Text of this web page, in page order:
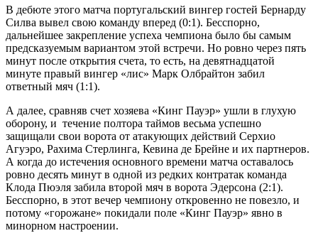
В дебюте этого матча португальский вингер гостей Бернарду
Силва вывел свою команду вперед (0:1). Бесспорно,
дальнейшее закрепление успеха чемпиона было бы самым
предсказуемым вариантом этой встречи. Но ровно через пять
минут после открытия счета, то есть, на девятнадцатой
минуте правый вингер «лис» Марк Олбрайтон забил
ответный мяч (1:1).
А далее, сравняв счет хозяева «Кинг Пауэр» ушли в глухую
оборону, и течение полтора таймов весьма успешно
защищали свои ворота от атакующих действий Серхио
Агуэро, Рахима Стерлинга, Кевина де Брейне и их партнеров.
А когда до истечения основного времени матча оставалось
ровно десять минут в одной из редких контратак команда
Клода Пюэля забила второй мяч в ворота Эдерсона (2:1).
Бесспорно, в этот вечер чемпиону откровенно не повезло, и
потому «горожане» покидали поле «Кинг Пауэр» явно в
минорном настроении.